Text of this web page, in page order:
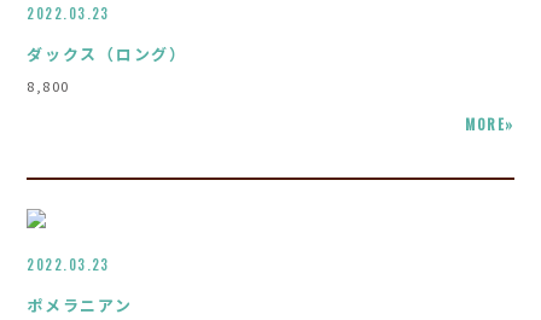
2022.03.23
ダックス（ロング）
8,800
MORE»
2022.03.23
ポメラニアン